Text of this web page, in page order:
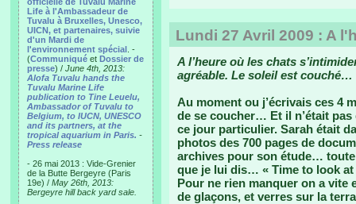
Life à l'Ambassadeur de
Tuvalu à Bruxelles, Unesco,
UICN, et partenaires, suivie
d'un Mardi de
l'environnement spécial . -
(Communiqué et Dossier de
presse) / June 4th, 2013:
Alofa Tuvalu hands the
Tuvalu Marine Life
publication to Tine Leuelu,
Ambassador of Tuvalu to
Belgium, to IUCN, UNESCO
and its partners, at the
tropical aquarium in Paris. -
Press release
- 26 mai 2013 : Vide-Grenier
de la Butte Bergeyre (Paris
19e) / May 26th, 2013:
Bergeyre hill back yard sale.
Lundi 27 Avril 2009 : A
A l’heure où les chats
agréable. Le soleil est couché…
Au moment ou j’écrivais ces 4
de se coucher… Et il n’était
ce jour particulier. Sarah était
photos des 700 pages de
archives pour son étude…
que je lui dis… « Time to look
Pour ne rien manquer on a vite
de glaçons, et verres sur la